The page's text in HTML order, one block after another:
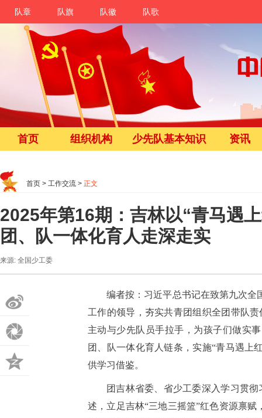
队章 队旗 队徽 队歌
首页 组织机构 少先队基本知识 资讯
首页 > 工作交流 > 正文
2025年第16期：吉林以“青马遇
团、队一体化育人走深走实
来源: 全国少工委
编者按：习近平总书记在致第九次全
工作的领导，夯实共青团组织全团带队
主动与少先队员手拉手，为孩子们做实
团、队一体化育人链条，实施“青马遇上
供学习借鉴。
团吉林省委、省少工委深入学习贯
述，立足吉林“三地三摇篮”红色资源禀